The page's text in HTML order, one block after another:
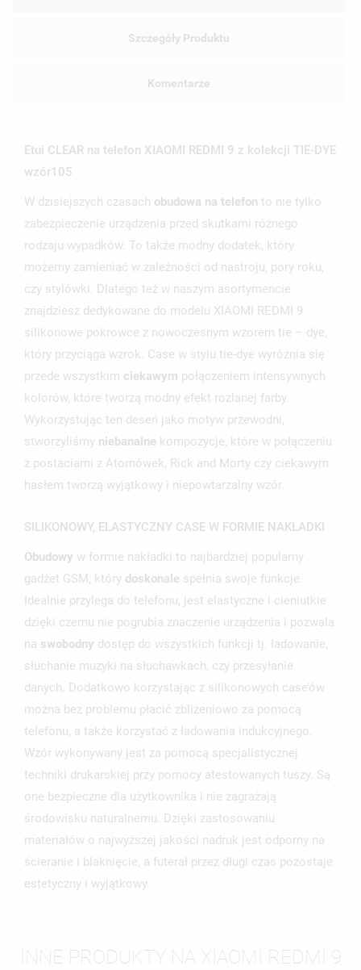
Szczegóły Produktu
Komentarze
Etui CLEAR na telefon XIAOMI REDMI 9 z kolekcji TIE-DYE
wzór105
W dzisiejszych czasach obudowa na telefon to nie tylko
zabezpieczenie urządzenia przed skutkami różnego
rodzaju wypadków. To także modny dodatek, który
możemy zamieniać w zależności od nastroju, pory roku,
czy stylówki. Dlatego też w naszym asortymencie
znajdziesz dedykowane do modelu XIAOMI REDMI 9
silikonowe pokrowce z nowoczesnym wzorem tie – dye,
który przyciąga wzrok. Case w stylu tie-dye wyróżnia się
przede wszystkim ciekawym połączeniem intensywnych
kolorów, które tworzą modny efekt rozlanej farby.
Wykorzystując ten deseń jako motyw przewodni,
stworzyliśmy niebanalne kompozycje, które w połączeniu
z postaciami z Atomówek, Rick and Morty czy ciekawym
hasłem tworzą wyjątkowy i niepowtarzalny wzór.
SILIKONOWY, ELASTYCZNY CASE W FORMIE NAKŁADKI
Obudowy w formie nakładki to najbardziej popularny
gadżet GSM, który doskonale spełnia swoje funkcje.
Idealnie przylega do telefonu, jest elastyczne i cieniutkie
dzięki czemu nie pogrubia znaczenie urządzenia i pozwala
na swobodny dostęp do wszystkich funkcji tj. ładowanie,
słuchanie muzyki na słuchawkach, czy przesyłanie
danych. Dodatkowo korzystając z silikonowych case’ów
można bez problemu płacić zbliżeniowo za pomocą
telefonu, a także korzystać z ładowania indukcyjnego.
Wzór wykonywany jest za pomocą specjalistycznej
techniki drukarskiej przy pomocy atestowanych tuszy. Są
one bezpieczne dla użytkownika i nie zagrażają
środowisku naturalnemu. Dzięki zastosowaniu
materiałów o najwyższej jakości nadruk jest odporny na
ścieranie i blaknięcie, a futerał przez długi czas pozostaje
estetyczny i wyjątkowy.
INNE PRODUKTY NA XIAOMI REDMI 9
MOJE LISTY ŻYCZEŃ
UTWÓRZ LISTĘ ŻYCZEŃ
NAZWA LISTY ŻYCZEŃ
ANULUJ UTWÓRZ LISTĘ ŻYCZEŃ
ZALOGUJ SIĘ
MUSISZ BYĆ ZALOGOWANY BY ZAPISAĆ PRODUKTY NA
SWOJEJ LIŚCIE ŻYCZEŃ.